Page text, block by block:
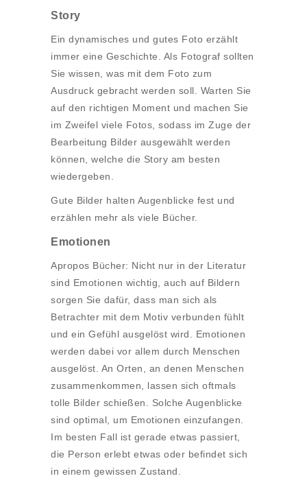
Story
Ein dynamisches und gutes Foto erzählt
immer eine Geschichte. Als Fotograf sollten
Sie wissen, was mit dem Foto zum
Ausdruck gebracht werden soll. Warten Sie
auf den richtigen Moment und machen Sie
im Zweifel viele Fotos, sodass im Zuge der
Bearbeitung Bilder ausgewählt werden
können, welche die Story am besten
wiedergeben.
Gute Bilder halten Augenblicke fest und
erzählen mehr als viele Bücher.
Emotionen
Apropos Bücher: Nicht nur in der Literatur
sind Emotionen wichtig, auch auf Bildern
sorgen Sie dafür, dass man sich als
Betrachter mit dem Motiv verbunden fühlt
und ein Gefühl ausgelöst wird. Emotionen
werden dabei vor allem durch Menschen
ausgelöst. An Orten, an denen Menschen
zusammenkommen, lassen sich oftmals
tolle Bilder schießen. Solche Augenblicke
sind optimal, um Emotionen einzufangen.
Im besten Fall ist gerade etwas passiert,
die Person erlebt etwas oder befindet sich
in einem gewissen Zustand.